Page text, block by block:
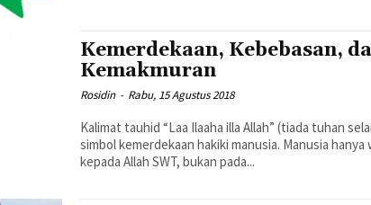
Kemerdekaan, Kebebasan,
Kemakmuran
Rosidin - Rabu, 15 Agustus 2018
Kalimat tauhid “Laa Ilaaha illa Allah” (tiada tuhan
simbol kemerdekaan hakiki manusia. Manusia hanya
kepada Allah SWT, bukan pada...